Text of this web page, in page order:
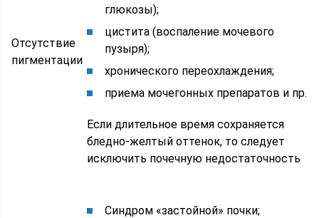
Отсутствие
пигментации
глюкозы);
цистита (воспаление мочевого
пузыря);
хронического переохлаждения;
приема мочегонных препаратов и пр.
Если длительное время сохраняется
бледно-желтый оттенок, то следует
исключить почечную недостаточность
Синдром «застойной» почки;